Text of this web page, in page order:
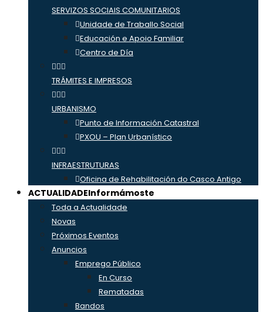
SERVIZOS SOCIAIS COMUNITARIOS
Unidade de Traballo Social
Educación e Apoio Familiar
Centro de Día
TRÁMITES E IMPRESOS
URBANISMO
Punto de Información Catastral
PXOU – Plan Urbanístico
INFRAESTRUTURAS
Oficina de Rehabilitación do Casco Antigo
ACTUALIDADEInformámoste
Toda a Actualidade
Novas
Próximos Eventos
Anuncios
Emprego Público
En Curso
Rematadas
Bandos